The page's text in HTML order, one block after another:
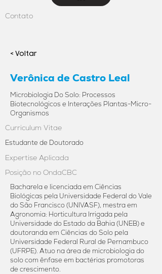
Contato
< Voltar
Verônica de Castro Leal
Microbiologia Do Solo: Processos
Biotecnológicos e Interações Plantas-Micro-
Organismos
Curriculum Vitae
Estudante de Doutorado
Expertise Aplicada
Posição no OndaCBC
Bacharela e licenciada em Ciências
Biológicas pela Universidade Federal do Vale
do São Francisco (UNIVASF), mestra em
Agronomia: Horticultura Irrigada pela
Universidade do Estado da Bahia (UNEB) e
doutoranda em Ciências do Solo pela
Universidade Federal Rural de Pernambuco
(UFRPE). Atuo na área de microbiologia do
solo com ênfase em bactérias promotoras
de crescimento.